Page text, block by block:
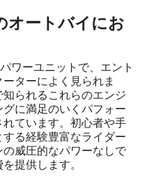
オートバイにお
ワーユニットで、エント
ターによく見られま
られるこれらのエンジ
に満足のいくパフォー
ています。初心者や手
る経験豊富なライダー
威圧的なパワーなしで
提供します。